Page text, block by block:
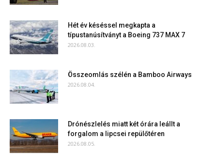
Hét év késéssel megkapta a
típustanúsítványt a Boeing 737 MAX 7
2026.08.03.
Összeomlás szélén a Bamboo Airways
2026.08.04.
Drónészlelés miatt két órára leállt a
forgalom a lipcsei repülőtéren
2026.08.05.